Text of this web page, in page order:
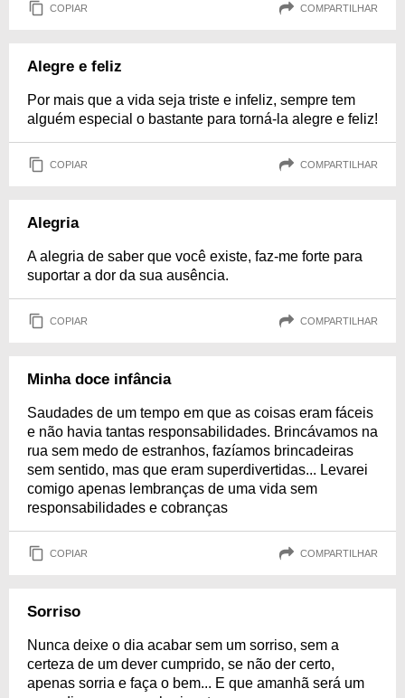
COPIAR COMPARTILHAR
Alegre e feliz
Por mais que a vida seja triste e infeliz, sempre tem
alguém especial o bastante para torná-la alegre e feliz!
COPIAR COMPARTILHAR
Alegria
A alegria de saber que você existe, faz-me forte para
suportar a dor da sua ausência.
COPIAR COMPARTILHAR
Minha doce infância
Saudades de um tempo em que as coisas eram fáceis
e não havia tantas responsabilidades. Brincávamos na
rua sem medo de estranhos, fazíamos brincadeiras
sem sentido, mas que eram superdivertidas... Levarei
comigo apenas lembranças de uma vida sem
responsabilidades e cobranças
COPIAR COMPARTILHAR
Sorriso
Nunca deixe o dia acabar sem um sorriso, sem a
certeza de um dever cumprido, se não der certo,
apenas sorria e faça o bem... E que amanhã será um